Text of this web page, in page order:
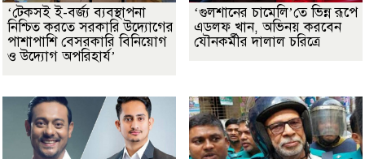
‘টেকসই ই-বর্জ্য ব্যবস্থাপনা
নিশ্চিত করতে সরকারি উদ্যোগের
পাশাপাশি বেসরকারি বিনিয়োগ
ও উদ্যোগ অপরিহার্য’
‘গুলশানের চামেলি’তে ভিন্ন রূপে
এডলফ খান, অভিনয় করবেন
যৌনকর্মীর দালাল চরিত্রে